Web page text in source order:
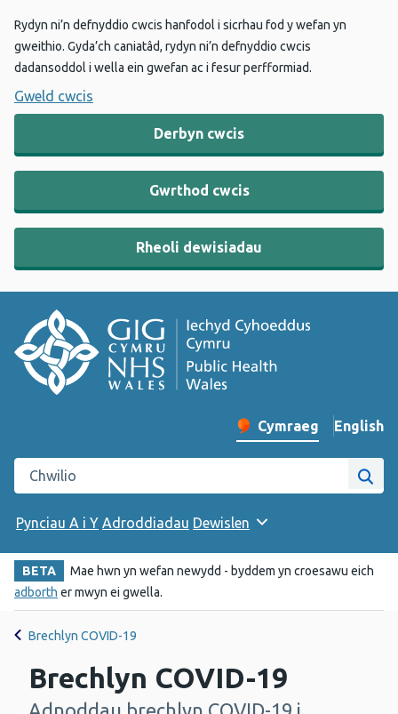
Rydyn ni’n defnyddio cwcis hanfodol i sicrhau fod y wefan yn
gweithio. Gyda’ch caniatâd, rydyn ni’n defnyddio cwcis
dadansoddol i wella ein gwefan ac i fesur perfformiad.
Gweld cwcis
Derbyn cwcis
Gwrthod cwcis
Rheoli dewisiadau
Newid iaith y wefan
Cymraeg English
–
Chwilio gwefan Iechyd Cyhoeddus Cymru
Pynciau A i Y Adroddiadau Dewislen
BETA
Mae hwn yn wefan newydd - byddem yn croesawu eich
adborth er mwyn ei gwella.
Brechlyn COVID-19
Brechlyn COVID-19